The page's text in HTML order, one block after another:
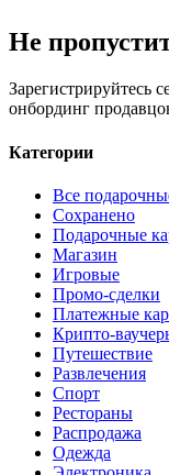
Не
Зарегистрируйтесь
онбординг
Категории
Все
Сохранено
Подарочные
Магазин
Игровые
Промо-сделки
Платежные
Крипто-
Путешествие
Развлечения
Спорт
Рестораны
Распродажа
Одежда